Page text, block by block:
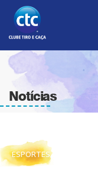
Notícias
ESPORTES